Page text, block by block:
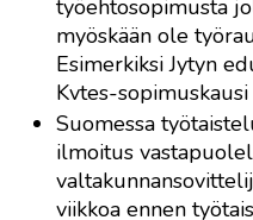
työehtosopimusta
myöskään ole
Esimerkiksi Jytyn
Kvtes-
Suomessa
ilmoitus
viikkoa ennen